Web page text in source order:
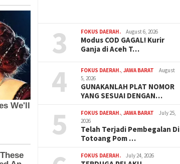
3 FOKUS DAERAH. August 6, 2026
Modus COD GAGAL! Kurir
Ganja di Aceh T…
4 FOKUS DAERAH. ,JAWA BARAT
August
5, 2026
GUNAKANLAH PLAT NOMOR
YANG SESUAI DENGAN…
5 FOKUS DAERAH. ,JAWA BARAT
July 25,
2026
Telah Terjadi Pembegalan Di
Totoang Pom …
FOKUS DAERAH. July 24, 2026